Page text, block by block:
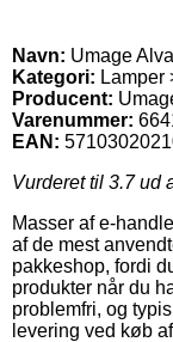
Navn: Umage
Kategori:
Producent:
Varenummer:
EAN:
Vurderet til 3.7ud
Masser af e-
af de mest
pakkeshop, fordi
produkter når du
problemfri, og
levering ved køb